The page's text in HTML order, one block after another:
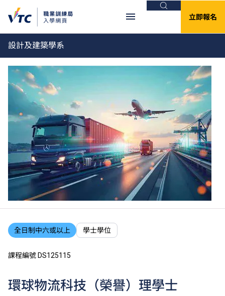
搜尋
立即報名
設計及建築學系
全日制中六或以上 學士學位
課程編號 DS125115
環球物流科技（榮譽）理學士